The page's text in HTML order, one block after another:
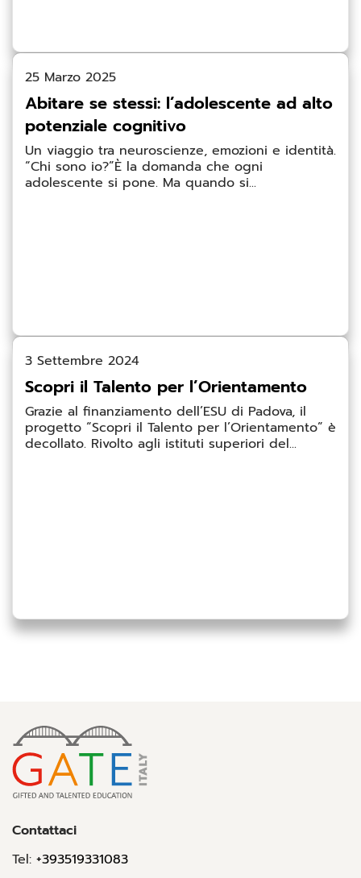
25 Marzo 2025
Abitare se stessi: l’adolescente ad alto
potenziale cognitivo
Un viaggio tra neuroscienze, emozioni e identità.
“Chi sono io?”È la domanda che ogni
adolescente si pone. Ma quando si...
3 Settembre 2024
Scopri il Talento per l’Orientamento
Grazie al finanziamento dell’ESU di Padova, il
progetto “Scopri il Talento per l’Orientamento” è
decollato. Rivolto agli istituti superiori del...
Contattaci
Tel: +393519331083